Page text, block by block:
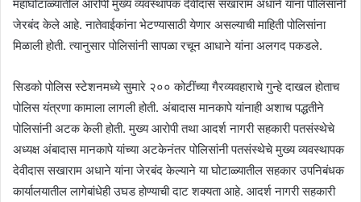
महाघोटाळ्यातील आरोपी मुख्य व्यवस्थापक देवीदास सखाराम अधाने यांना पोलिसांनी
जेरबंद केले आहे. नातेवाईकांना भेटण्यासाठी येणार असल्याची माहिती पोलिसांना
मिळाली होती. त्यानुसार पोलिसांनी सापळा रचून आधाने यांना अलगद पकडले.
सिडको पोलिस स्टेशनमध्ये सुमारे २०० कोटींच्या गैरव्यवहाराचे गुन्हे दाखल होताच
पोलिस यंत्रणा कामाला लागली होती. अंबादास मानकापे यांनाही अशाच पद्धतीने
पोलिसांनी अटक केली होती. मुख्य आरोपी तथा आदर्श नागरी सहकारी पतसंस्थेचे
अध्यक्ष अंबादास मानकापे यांच्या अटकेनंतर पोलिसांनी पतसंस्थेचे मुख्य व्यवस्थापक
देवीदास सखाराम अधाने यांना जेरबंद केल्याने या घोटाळ्यातील सहकार उपनिबंधक
कार्यालयातील लागेबांधेही उघड होण्याची दाट शक्यता आहे. आदर्श नागरी सहकारी